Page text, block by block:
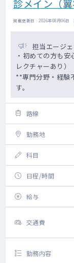
診メイン（
掲載更新日 : 2026年08月06日
担当エージ
・初めての方も
レクチャーあり）
**専門分野・経験
す。
路線
勤務地
科目
日程/時間
給与
交通費
勤務内容